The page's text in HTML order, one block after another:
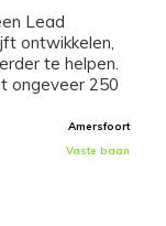
Lead
ontwikkelen,
te helpen.
ongeveer 250
Amersfoort
Vaste baan